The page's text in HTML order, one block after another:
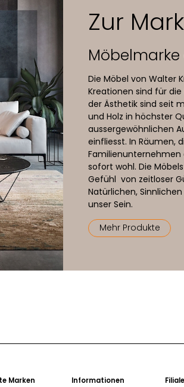
Congress, Select, Torro, Vintage / Stoff:
Filz (Holzboden)
Zur
Die Möbel von Walter
Kreationen sind für
der Ästhetik sind seit
und Holz in höchster
aussergewöhnlichen
einfliesst. In Räumen,
sofort wohl. Die
Gefühl von zeitloser
Natürlichen,
unser Sein.
Mehr Produkte
Marken Informationen